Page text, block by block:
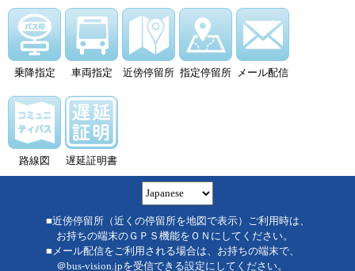
乗降指定 車両指定 近傍停留所 指定停留所 メール配信
路線図 遅延証明書
■近傍停留所（近くの停留所を地図で表示）ご利用時は、
お持ちの端末のＧＰＳ機能をＯＮにしてください。
■メール配信をご利用される場合は、お持ちの端末で、
＠bus-vision.jpを受信できる設定にしてください。